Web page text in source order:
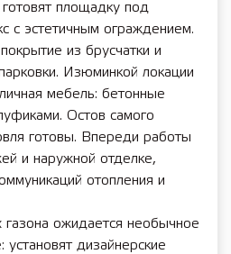
площадку под
с эстетичным ограждением.
из брусчатки и
Изюминкой локации
мебель: бетонные
Остов самого
готовы. Впереди работы
и наружной отделке,
отопления и
газона ожидается необычное
дизайнерские